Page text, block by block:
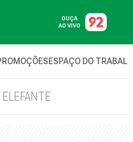
OUÇA
AO VIVO
ESPAÇO DO
ELEFANTE